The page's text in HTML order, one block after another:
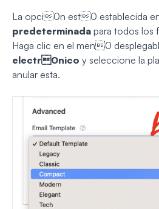
La opci0n est0 establecida
predeterminada para todos los
Haga clic en el men0
electr0nico y seleccione la
anular esta.